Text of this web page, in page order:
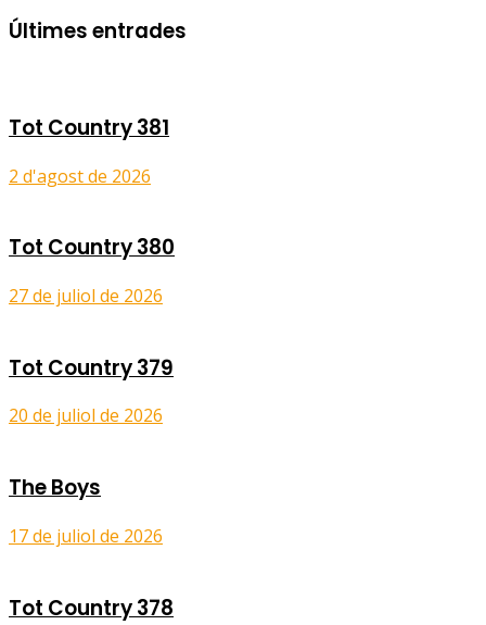
Últimes entrades
Tot Country 381
2 d'agost de 2026
Tot Country 380
27 de juliol de 2026
Tot Country 379
20 de juliol de 2026
The Boys
17 de juliol de 2026
Tot Country 378